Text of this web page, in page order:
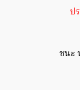
ป
ชนะ หนุ่ม